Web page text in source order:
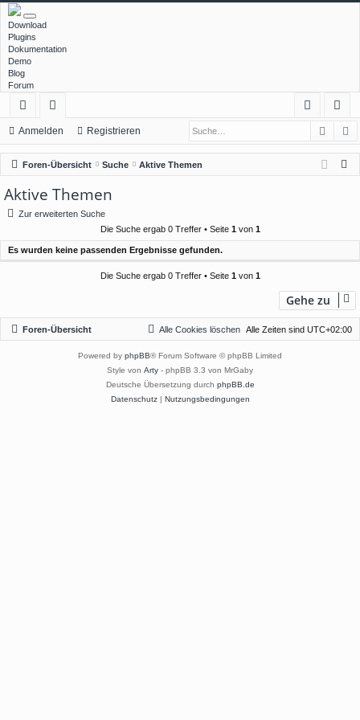
Download
Plugins
Dokumentation
Demo
Blog
Forum
ch
ne
llz
ug
f
or
en
m
el
ist
rie
Anmelden Registrieren
Foren-Übersicht Suche Aktive Themen
Aktive Themen
Zur erweiterten Suche
Die Suche ergab 0 Treffer • Seite 1von 1
Es wurden keine passenden Ergebnisse gefunden.
Die Suche ergab 0 Treffer • Seite 1von 1
Gehe zu
Foren-Übersicht Alle Zeiten sind UTC+02:00
Alle Cookies löschen
Powered by phpBB® Forum Software © phpBB Limited
Style von Arty - phpBB 3.3 von MrGaby
Deutsche Übersetzung durch phpBB.de
Datenschutz| Nutzungsbedingungen